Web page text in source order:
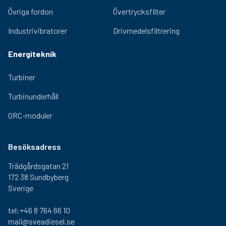
1-460-
310 mm
Övriga fordon
Industrivibratorer
Övertrycksfilter
Drivmedelsfiltrering
Energiteknik
Turbiner
Turbinunderhåll
ORC-moduler
Besöksadress
Trädgårdsgatan 21
172 38 Sundbyberg
Sverige
tel:+46 8 764 66 10
mail@sveadiesel.se